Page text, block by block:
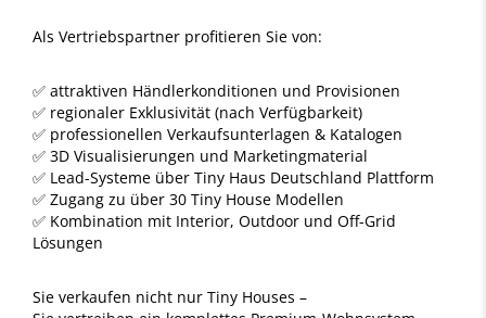
Als Vertriebspartner profitieren Sie von:
✅ attraktiven Händlerkonditionen und Provisionen
✅ regionaler Exklusivität (nach Verfügbarkeit)
✅ professionellen Verkaufsunterlagen & Katalogen
✅ 3D Visualisierungen und Marketingmaterial
✅ Lead-Systeme über Tiny Haus Deutschland Plattform
✅ Zugang zu über 30 Tiny House Modellen
✅ Kombination mit Interior, Outdoor und Off-Grid
Lösungen
Sie verkaufen nicht nur Tiny Houses –